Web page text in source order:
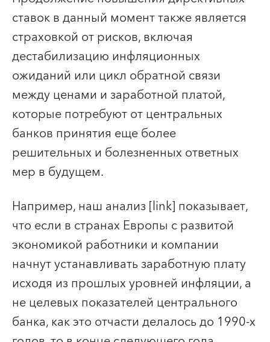
ставок в данный момент также является
страховкой от рисков, включая
дестабилизацию инфляционных
ожиданий или цикл обратной связи
между ценами и заработной платой,
которые потребуют от центральных
банков принятия еще более
решительных и болезненных ответных
мер в будущем.
Например, наш анализ [link] показывает,
что если в странах Европы с развитой
экономикой работники и компании
начнут устанавливать заработную плату
исходя из прошлых уровней инфляции, а
не целевых показателей центрального
банка, как это отчасти делалось до 1990-х